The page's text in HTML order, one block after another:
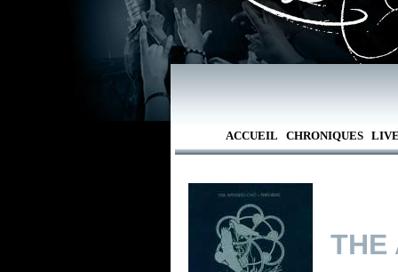
ACCUEIL CHRONIQUES
THE